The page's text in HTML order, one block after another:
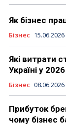
Як бізнес
Бізнес 15.06.2026
Які витрати
Україні у
Бізнес 08.06.2026
Прибуток
чому бізнес